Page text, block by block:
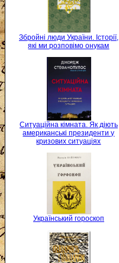
Збройні люди України. Історії,
які ми розповімо онукам
Ситуаційна кімната. Як діють
американські президенти у
кризових ситуаціях
Український гороскоп